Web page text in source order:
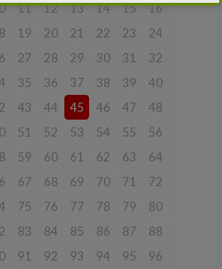
11 12 13 14 15
16
19 20 21 22 23
24
27 28 29 30 31
32
35 36 37 38 39
40
43 44 45 46 47
48
51 52 53 54 55
56
59 60 61 62 63
64
67 68 69 70 71
72
75 76 77 78 79
80
83 84 85 86 87
88
91 92 93 94 95
96
jest Cleaner Energy spółka z ograniczoną
sp. k. z siedzibą w Warszawie, przy ul.
6, 03-932 Warszawa, wpisana do rejestru
Rejestru Sądowego, prowadzonego
Krajowego Rejestru Sądowego za numerem
REGON 382497533, NIP 1132992861
danych osobowych, decyduje o celach i
danych osobowych użytkowników.
swoich danych osobowych możesz
mail: rodo@cleanerenergy.pl
siedziby Spółki.
danych